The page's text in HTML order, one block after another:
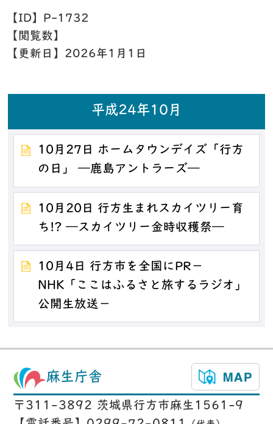
【ID】 P-1732
【閲覧数】
【更新日】 2026年1月1日
平成24年10月
10月27日 ホームタウンデイズ「行方
の日」 ―鹿島アントラーズ―
10月20日 行方生まれスカイツリー育
ち!? ―スカイツリー金時収穫祭―
10月4日 行方市を全国にPR－
NHK「ここはふるさと旅するラジオ」
公開生放送－
麻生庁舎
〒311-3892 茨城県行方市麻生1561-9